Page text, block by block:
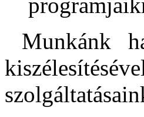
Munkánk